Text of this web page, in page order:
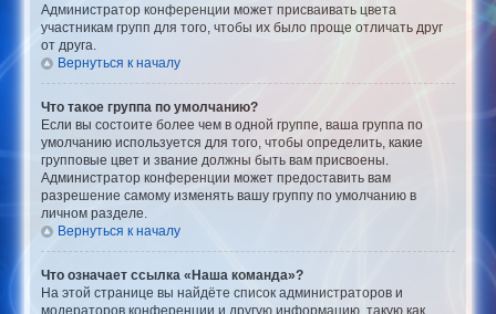
Администратор конференции может присваивать цвета
участникам групп для того, чтобы их было проще отличать друг
от друга.
Вернуться к началу
Что такое группа по умолчанию?
Если вы состоите более чем в одной группе, ваша группа по
умолчанию используется для того, чтобы определить, какие
групповые цвет и звание должны быть вам присвоены.
Администратор конференции может предоставить вам
разрешение самому изменять вашу группу по умолчанию в
личном разделе.
Вернуться к началу
Что означает ссылка «Наша команда»?
На этой странице вы найдёте список администраторов и
модераторов конференции и другую информацию, такую как